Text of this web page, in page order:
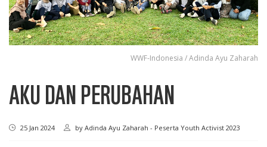
WWF-Indonesia / Adinda Ayu Zaharah
AKU DAN PERUBAHAN
25 Jan 2024 by Adinda Ayu Zaharah - Peserta Youth Activist 2023